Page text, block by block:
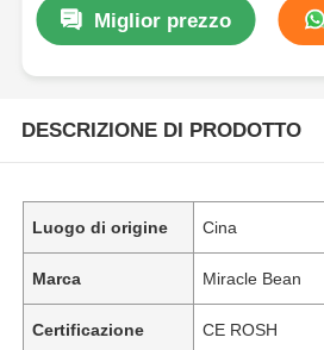
Miglior prezzo
DESCRIZIONE DI PRODOTTO
Luogo di origine Cina
Marca Miracle Bean
Certificazione CE ROSH